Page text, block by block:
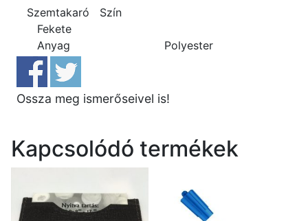
Szemtakaró
Szín
Fekete
Anyag
Polyester
Ossza meg ismerőseivel is!
Kapcsolódó termékek